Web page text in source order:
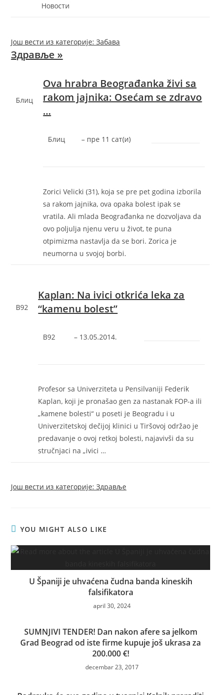
Новости
Још вести из категорије: Забава
Здравље »
Блиц
Ova hrabra Beograđanka živi sa
rakom jajnika: Osećam se zdravo
…
Блиц – ‎пре 11 сат(и)‎
Zorici Velicki (31), koja se pre pet godina izborila
sa rakom jajnika, ova opaka bolest ipak se
vratila. Ali mlada Beograđanka ne dozvoljava da
ovo poljulja njenu veru u život, te puna
otpimizma nastavlja da se bori. Zorica je
neumorna u svojoj borbi.
B92
Kaplan: Na ivici otkrića leka za
“kamenu bolest”
B92 – ‎13.05.2014.‎
Profesor sa Univerziteta u Pensilvaniji Federik
Kaplan, koji je pronašao gen za nastanak FOP-a ili
„kamene bolesti“ u poseti je Beogradu i u
Univerzitetskoj dečijoj klinici u Tiršovoj održao je
predavanje o ovoj retkoj bolesti, najavivši da su
stručnjaci na „ivici …
Још вести из категорије: Здравље
YOU MIGHT ALSO LIKE
U Španiji je uhvaćena čudna banda kineskih
falsifikatora
april 30, 2024
SUMNJIVI TENDER! Dan nakon afere sa jelkom
Grad Beograd od iste firme kupuje još ukrasa za
200.000 €!
decembar 23, 2017